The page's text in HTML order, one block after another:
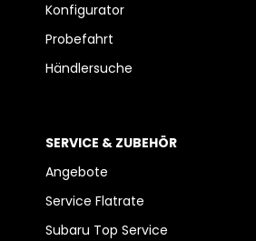
Konfigurator
Probefahrt
Händlersuche
SERVICE & ZUBEHÖR
Angebote
Service Flatrate
Subaru Top Service